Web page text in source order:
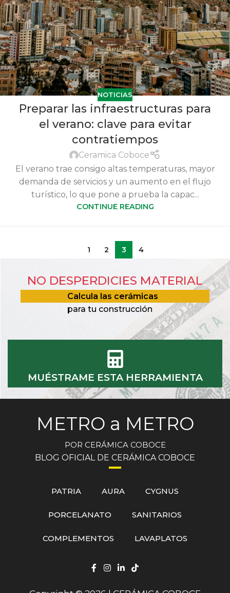
NOTICIAS
Preparar las infraestructuras para
el verano: clave para evitar
contratiempos
Ceramica Coboce
El verano trae consigo altas temperaturas, mayor
demanda de servicios y un aumento en el flujo
turístico, lo que pone a prueba la capac...
CONTINUE READING
1 2 3 4
NO DESPERDICIES MATERIAL
Calcula las cerámicas
para tu construcción
MUÉSTRAME ESTA HERRAMIENTA
METRO a METRO
POR CERÁMICA COBOCE
BLOG OFICIAL DE CERÁMICA COBOCE
PATRIA AURA CYGNUS
PORCELANATO SANITARIOS
COMPLEMENTOS LAVAPLATOS